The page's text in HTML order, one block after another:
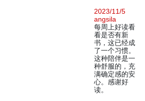
2023/11/5
angsila
每周上好读看
看是否有新
书，这已经成
了一个习惯。
这种陪伴是一
种舒服的，充
满确定感的安
心。感谢好
读。